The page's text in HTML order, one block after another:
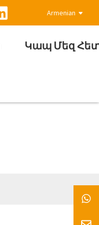
Armenian
Կապ Մեզ